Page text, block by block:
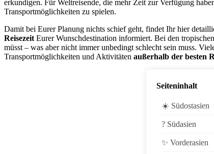
erkundigen. Für Weltreisende, die mehr Zeit zur Verfügung
Transportmöglichkeiten zu spielen.
Damit bei Eurer Planung nichts schief geht, findet Ihr hier
Reisezeit Eurer Wunschdestination informiert. Bei den
müsst – was aber nicht immer unbedingt schlecht sein muss.
Transportmöglichkeiten und Aktivitäten außerhalb der besten
Seiteninhalt
☀️ Südostasien
?️ Südasien
✨ Vorderasien